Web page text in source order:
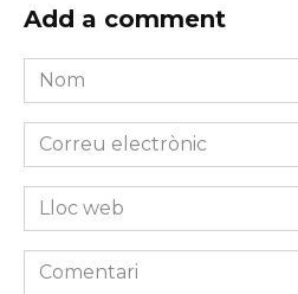
Add a comment
Nom
*
Correu
electrònic
*Lloc
web
Comentari